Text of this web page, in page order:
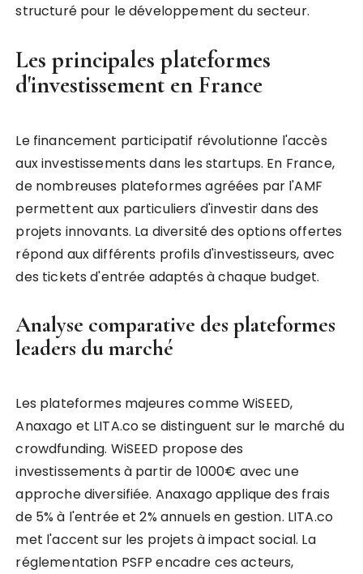
structuré pour le développement du secteur.
Les principales plateformes
d'investissement en France
Le financement participatif révolutionne l'accès
aux investissements dans les startups. En France,
de nombreuses plateformes agréées par l'AMF
permettent aux particuliers d'investir dans des
projets innovants. La diversité des options offertes
répond aux différents profils d'investisseurs, avec
des tickets d'entrée adaptés à chaque budget.
Analyse comparative des plateformes
leaders du marché
Les plateformes majeures comme WiSEED,
Anaxago et LITA.co se distinguent sur le marché du
crowdfunding. WiSEED propose des
investissements à partir de 1000€ avec une
approche diversifiée. Anaxago applique des frais
de 5% à l'entrée et 2% annuels en gestion. LITA.co
met l'accent sur les projets à impact social. La
réglementation PSFP encadre ces acteurs,